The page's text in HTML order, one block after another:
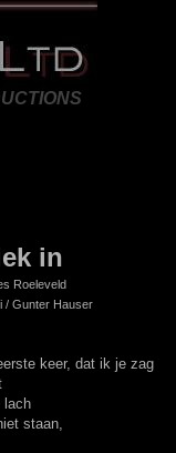
in
Roeleveld
/ Gunter Hauser
keer, dat ik je zag
lach
staan,